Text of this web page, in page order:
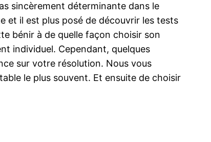
sincèrement déterminante dans le
et il est plus posé de découvrir les tests
bénir à de quelle façon choisir son
individuel. Cependant, quelques
sur votre résolution. Nous vous
le plus souvent. Et ensuite de choisir